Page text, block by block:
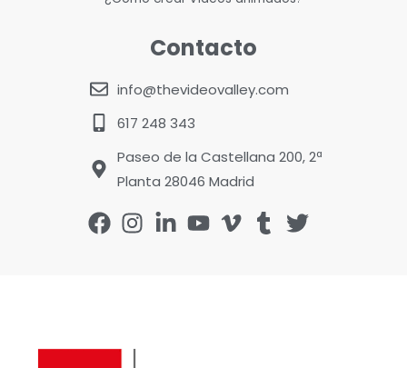
Contacto
info@thevideovalley.com
617 248 343
Paseo de la Castellana 200, 2ª
Planta 28046 Madrid